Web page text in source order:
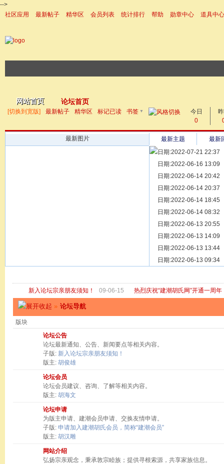
-->
社区应用
最新帖子 精华区 会员列表 统计排行 帮助 勋章中心
道具中心
网站首页 论坛首页
帖子
[切换到宽版] 最新帖子 精华区 标记已读 书签 ▼
今日
0
最新图片 最新主题
最新
日期:2022-07-21 22:37
[ 宗亲新闻 ] 同为宗亲，
日期:2022-06-16 13:09
[ 族谱知识 ] 漫话辈份
日期:2022-06-14 20:42
[ 族谱知识 ] 修族谱的用
日期:2022-06-14 20:37
[ 族谱知识 ] 一元等于多
日期:2022-06-14 18:45
[ 散文随笔 ] 写给远在天
日期:2022-06-14 08:32
[ 宗亲新闻 ] 关于“金鸡落
日期:2022-06-13 20:55
[ 庙堂宗祠 ] 洽礼祖祠
日期:2022-06-13 14:09
[ 庙堂宗祠 ] 京华胡氏二
日期:2022-06-13 13:44
[ 庙堂宗祠 ] 祖祠、家庙
日期:2022-06-13 09:34
新入论坛宗亲朋友须知！ 09-06-15 热烈庆祝“建潮胡氏网”开通一周年
» 论坛导航
版块
论坛公告
论坛最新通知、公告、新闻要点等相关内容。
子版: 新入论坛宗亲朋友须知！
版主: 胡俊雄
论坛会员
论坛会员建议、咨询、了解等相关内容。
版主: 胡海文
论坛申请
为版主申请、建潮会员申请、交换友情申请。
子版: 申请加入建潮胡氏会员，简称“建潮会员”
版主: 胡汉雕
网站介绍
弘扬宗亲观念，秉承敦宗睦族；提供寻根索源，共享家族信息。